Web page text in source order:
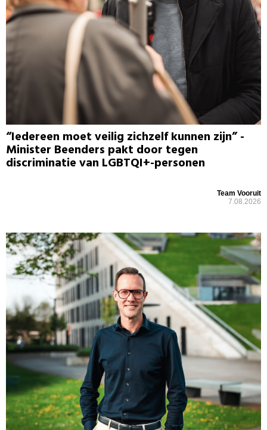
“Iedereen moet veilig zichzelf kunnen zijn” -
Minister Beenders pakt door tegen
discriminatie van LGBTQI+-personen
Team Vooruit
7.08.2026